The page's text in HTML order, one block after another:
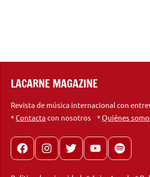
LACARNE MAGAZINE
Revista de música internacional con
*Contacta con nosotros *Quiénes
FacebookInstagram
X youtubespotify